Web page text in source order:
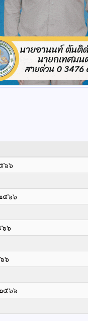
๖๖
๕๖๖
๖๖
๖
๕๖๖